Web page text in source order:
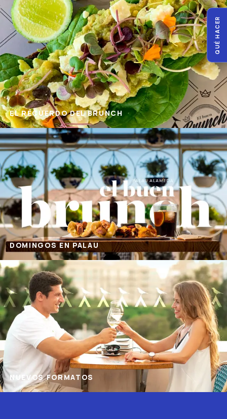
QUÉ HACER
EL RECUERDO DEL BRUNCH
DOMINGOS EN PALAU
NUEVOS FORMATOS